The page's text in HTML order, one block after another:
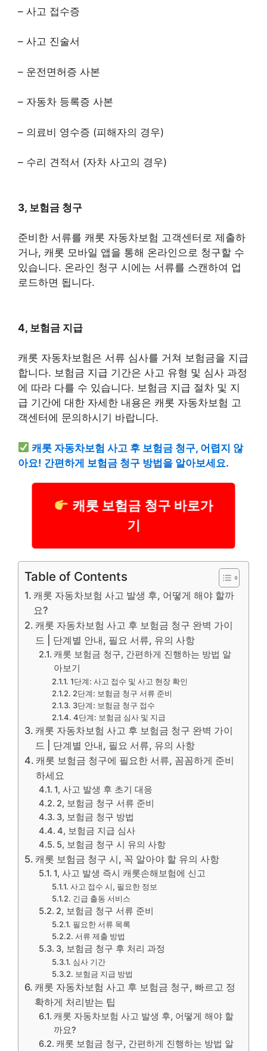
– 사고 접수증
– 사고 진술서
– 운전면허증 사본
– 자동차 등록증 사본
– 의료비 영수증 (피해자의 경우)
– 수리 견적서 (자차 사고의 경우)
3, 보험금 청구
준비한 서류를 캐롯 자동차보험 고객센터로 제출하
거나, 캐롯 모바일 앱을 통해 온라인으로 청구할 수
있습니다. 온라인 청구 시에는 서류를 스캔하여 업
로드하면 됩니다.
4, 보험금 지급
캐롯 자동차보험은 서류 심사를 거쳐 보험금을 지급
합니다. 보험금 지급 기간은 사고 유형 및 심사 과정
에 따라 다를 수 있습니다. 보험금 지급 절차 및 지
급 기간에 대한 자세한 내용은 캐롯 자동차보험 고
객센터에 문의하시기 바랍니다.
캐롯 자동차보험 사고 후 보험금 청구, 어렵지 않
아요! 간편하게 보험금 청구 방법을 알아보세요.
캐롯 보험금 청구 바로가
기
Table of Contents
캐롯 자동차보험 사고 발생 후, 어떻게 해야 할까
요?
캐롯 자동차보험 사고 후 보험금 청구 완벽 가이
드 | 단계별 안내, 필요 서류, 유의 사항
캐롯 보험금 청구, 간편하게 진행하는 방법 알
아보기
1단계: 사고 접수 및 사고 현장 확인
2단계: 보험금 청구 서류 준비
3단계: 보험금 청구 접수
4단계: 보험금 심사 및 지급
캐롯 자동차보험 사고 후 보험금 청구 완벽 가이
드 | 단계별 안내, 필요 서류, 유의 사항
캐롯 보험금 청구에 필요한 서류, 꼼꼼하게 준비
하세요
1, 사고 발생 후 초기 대응
2, 보험금 청구 서류 준비
3, 보험금 청구 방법
4, 보험금 지급 심사
5, 보험금 청구 시 유의 사항
캐롯 보험금 청구 시, 꼭 알아야 할 유의 사항
1, 사고 발생 즉시 캐롯손해보험에 신고
사고 접수 시, 필요한 정보
긴급 출동 서비스
2, 보험금 청구 서류 준비
필요한 서류 목록
서류 제출 방법
3, 보험금 청구 후 처리 과정
심사 기간
보험금 지급 방법
캐롯 자동차보험 사고 후 보험금 청구, 빠르고 정
확하게 처리받는 팁
캐롯 자동차보험 사고 발생 후, 어떻게 해야 할
까요?
캐롯 보험금 청구, 간편하게 진행하는 방법 알